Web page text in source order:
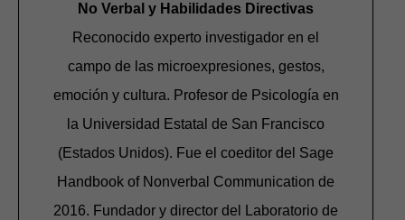
No Verbal y Habilidades Directivas
Reconocido experto investigador en el
campo de las microexpresiones, gestos,
emoción y cultura. Profesor de Psicología en
la Universidad Estatal de San Francisco
(Estados Unidos). Fue el coeditor del Sage
Handbook of Nonverbal Communication de
2016. Fundador y director del Laboratorio de